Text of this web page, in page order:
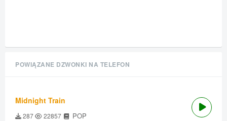
POWIĄZANE DZWONKI NA TELEFON
Midnight Train
287 22857 POP